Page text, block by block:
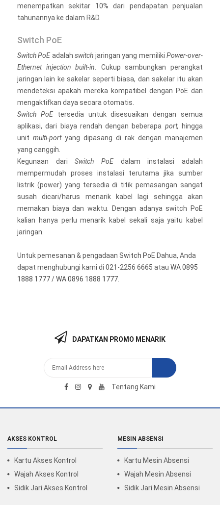
menempatkan sekitar 10% dari pendapatan penjualan
tahunannya ke dalam R&D.
Switch PoE
Switch PoE adalahswitch jaringan yang memilikiPower-over-
Ethernet injection built-in.
Cukup sambungkan perangkat
jaringan lain ke sakelar seperti biasa, dan sakelar itu akan
mendeteksi apakah mereka kompatibel dengan PoE dan
mengaktifkan daya secara otomatis.
Switch PoEtersedia untuk disesuaikan dengan semua
aplikasi, dari biaya rendah dengan beberapa port, hingga
unit multi-portyang dipasang di rak dengan manajemen
yang canggih.
Kegunaan dariSwitch PoE dalam instalasi adalah
mempermudah proses instalasi terutama jika sumber
listrik (power) yang tersedia di titik pemasangan sangat
susah dicari/harus menarik kabel lagi sehingga akan
memakan biaya dan waktu. Dengan adanya switch PoE
kalian hanya perlu menarik kabel sekali saja yaitu kabel
jaringan.
Untuk pemesanan & pengadaan Switch PoE Dahua, Anda
dapat menghubungi kami di 021-2256 6665 atau WA 0895
1888 1777/WA 0896 1888 1777
DAPATKAN PROMO MENARIK
Tentang Kami
AKSES KONTROL
Kartu Akses Kontrol
Wajah Akses Kontrol
Sidik Jari Akses Kontrol
MESIN ABSENSI
Kartu Mesin Absensi
Wajah Mesin Absensi
Sidik Jari Mesin Absensi